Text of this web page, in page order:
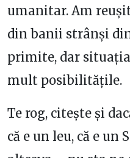
umanitar. Am
din banii strânși
primite, dar situația
mult posibilitățile.
Te rog, citește și
că e un leu, că e un